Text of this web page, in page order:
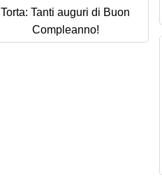
Torta: Tanti auguri di Buon
Compleanno!